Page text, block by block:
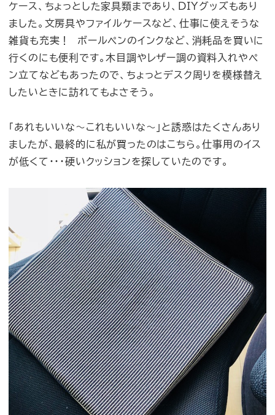
ケース、ちょっとした家具類まであり、DIYグッズもあり
ました。文房具やファイルケースなど、仕事に使えそうな
雑貨も充実！ ボールペンのインクなど、消耗品を買いに
行くのにも便利です。木目調やレザー調の資料入れやペ
ン立てなどもあったので、ちょっとデスク周りを模様替え
したいときに訪れてもよさそう。
「あれもいいな〜これもいいな〜」と誘惑はたくさんあり
ましたが、最終的に私が買ったのはこちら。仕事用のイス
が低くて・・・硬いクッションを探していたのです。